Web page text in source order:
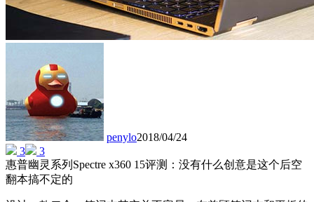
penylo2018/04/24
3
3
惠普幽灵系列Spectre x360 15评测：没有什么创意是这个后空
翻本搞不定的